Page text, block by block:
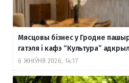
Мясцовы бізнес у Гродне
гатэля і кафэ “Культура”
6 ЖНІЎНЯ 2026, 14:17